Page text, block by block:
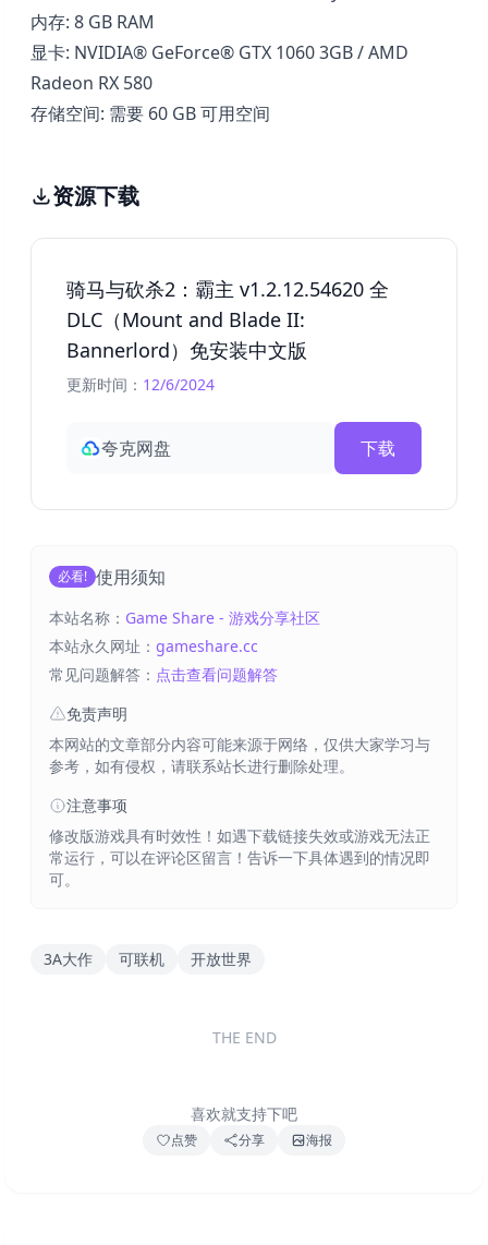
内存: 8 GB RAM
显卡: NVIDIA® GeForce® GTX 1060 3GB / AMD
Radeon RX 580
存储空间: 需要 60 GB 可用空间
资源下载
骑马与砍杀2：霸主 v1.2.12.54620 全
DLC（Mount and Blade II:
Bannerlord）免安装中文版
更新时间： 12/6/2024
夸克网盘 下载
必看! 使用须知
本站名称： Game Share - 游戏分享社区
本站永久网址： gameshare.cc
常见问题解答： 点击查看问题解答
免责声明
本网站的文章部分内容可能来源于网络，仅供大家学习与
参考，如有侵权，请联系站长进行删除处理。
注意事项
修改版游戏具有时效性！如遇下载链接失效或游戏无法正
常运行，可以在评论区留言！告诉一下具体遇到的情况即
可。
3A大作 可联机 开放世界
THE END
喜欢就支持下吧
点赞 分享 海报